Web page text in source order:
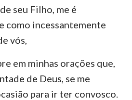
seu Filho, me é
como incessantemente
vós,
em minhas orações que,
de Deus, se me
para ir ter convosco.